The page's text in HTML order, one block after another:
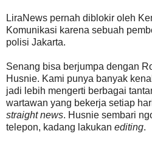
LiraNews pernah diblokir oleh
Komunikasi karena sebuah
polisi Jakarta.
Senang bisa berjumpa dengan
Husnie. Kami punya banyak
jadi lebih mengerti berbagai
wartawan yang bekerja setiap
straight news. Husnie sembari
telepon, kadang lakukan editing.